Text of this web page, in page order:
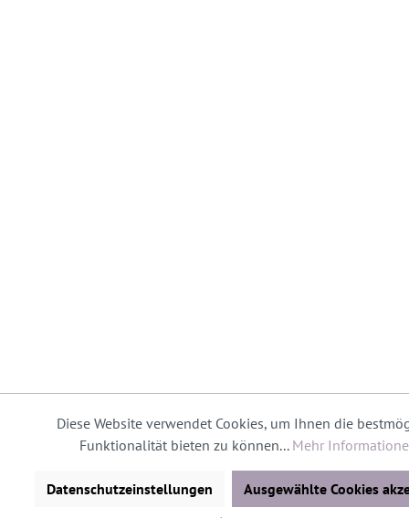
Diese Website verwendet Cookies, um Ihnen die
Funktionalität bieten zu können... Mehr
Datenschutzeinstellungen
Ausgewählte Cookies